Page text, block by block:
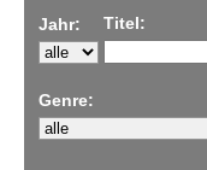
Jahr: Titel:
Genre: